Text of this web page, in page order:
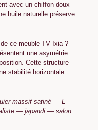
avec un chiffon doux
huile naturelle préserve
ce meuble TV Ixia ?
une asymétrie
Cette structure
stabilité horizontale
massif satiné — L
— japandi — salon